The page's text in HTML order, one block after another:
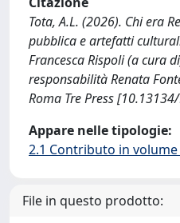
Tota, A.L. (2026). Chi era
pubblica e artefatti
Francesca Rispoli (a cura
responsabilità Renata
Roma Tre Press
Appare nelle tipologie:
2.1 Contributo in
File in questo prodotto: